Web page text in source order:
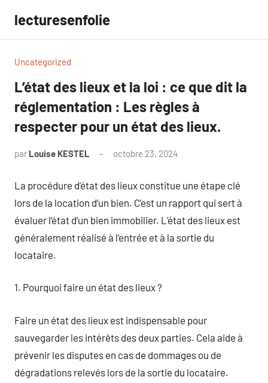
contenu
lecturesenfolie
Uncategorized
L’état des lieux et la loi : ce que dit la
réglementation : Les règles à
respecter pour un état des lieux.
par Louise KESTEL octobre 23, 2024
La procédure d’état des lieux constitue une étape clé
lors de la location d’un bien. C’est un rapport qui sert à
évaluer l’état d’un bien immobilier. L’état des lieux est
généralement réalisé à l’entrée et à la sortie du
locataire.
1. Pourquoi faire un état des lieux ?
Faire un état des lieux est indispensable pour
sauvegarder les intérêts des deux parties. Cela aide à
prévenir les disputes en cas de dommages ou de
dégradations relevés lors de la sortie du locataire.